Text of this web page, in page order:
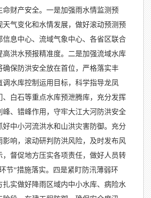
命财产安全。一是加强雨水情监测预
天气变化和水情发展，做好滚动预测预
信息中心、流域气象中心、各省区联合
高洪水预报精准度。二是加强流域水库
确保防洪安全放在首位，严格落实丰
调水库控制运用目标，科学指导龙凤
、白石等重点水库预泄腾库，充分发挥
峰、错峰作用，守牢大江大河防洪安全
好中小河流洪水和山洪灾害防御。充分
影响，滚动研判防洪风险，及时发布风
，督促地方压实各项责任，做好人员转
节”措施落实。四是紧盯防汛薄弱环
扎实做好降雨区域内中小水库、病险水